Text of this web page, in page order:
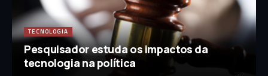
TECNOLOGIA
Pesquisador estuda os impactos da
tecnologia na política